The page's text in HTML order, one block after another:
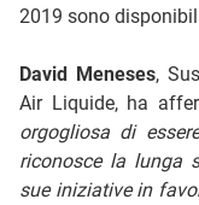
2019 sono
David Meneses,
Air Liquide, ha
orgogliosa di
riconosce la lunga
sue iniziative in